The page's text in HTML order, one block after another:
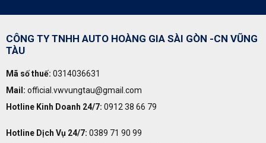
CÔNG TY TNHH AUTO HOÀNG GIA SÀI GÒN -CN VŨNG
TÀU
Mã số thuế: 0314036631
Mail: official.vwvungtau@gmail.com
Hotline Kinh Doanh 24/7: 0912 38 66 79
Hotline Dịch Vụ 24/7: 0389 71 90 99